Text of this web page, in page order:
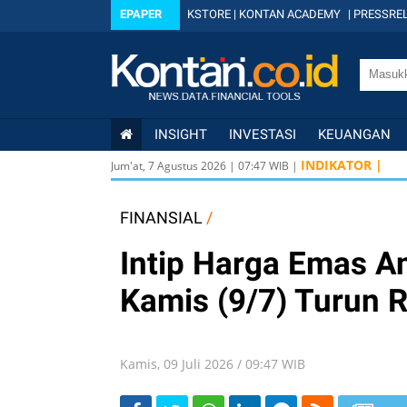
EPAPER KSTORE | KONTAN ACADEMY |
INSIGHT INVESTASI KEUANGAN
Jum'at, 7 Agustus 2026 | 07:47WIB | INDIKATOR |
USD/
USD/
FINANSIAL /
Intip Harga Emas
Kamis (9/7) Turun
Kamis, 09 Juli 2026 / 09:47 WIB